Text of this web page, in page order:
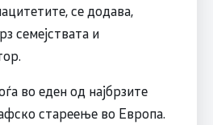
се додава,
семејствата и
во еден од најбрзите
стареење во Европа.